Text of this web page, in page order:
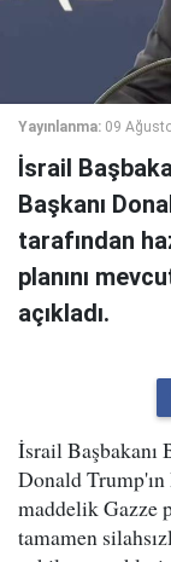
Yayınlanma: 09
İsrail
Başkanı
tarafından
planını
açıkladı.
İsrail Başbakanı
Donald Trump'ın
maddelik Gazze
tamamen